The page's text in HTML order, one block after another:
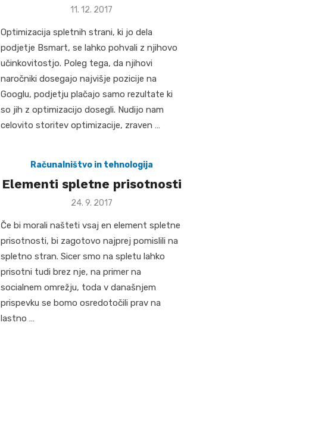
Posted
11. 12. 2017
Optimizacija spletnih strani, ki jo dela
podjetje Bsmart, se lahko pohvali z njihovo
učinkovitostjo. Poleg tega, da njihovi
naročniki dosegajo najvišje pozicije na
Googlu, podjetju plačajo samo rezultate ki
so jih z optimizacijo dosegli. Nudijo nam
celovito storitev optimizacije, zraven …
Računalništvo in tehnologija
Elementi spletne prisotnosti
Posted
24. 9. 2017
Če bi morali našteti vsaj en element spletne
prisotnosti, bi zagotovo najprej pomislili na
spletno stran. Sicer smo na spletu lahko
prisotni tudi brez nje, na primer na
socialnem omrežju, toda v današnjem
prispevku se bomo osredotočili prav na
lastno …